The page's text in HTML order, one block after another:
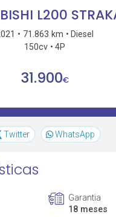
L200
71.863 km
Diesel
150cv
4P
31.900€
Twitter WhatsApp
Garantia
18 meses